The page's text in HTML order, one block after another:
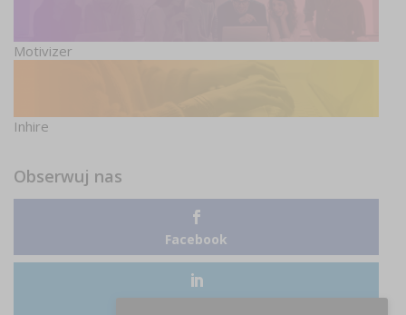
Motivizer
Inhire
Obserwuj nas
Facebook